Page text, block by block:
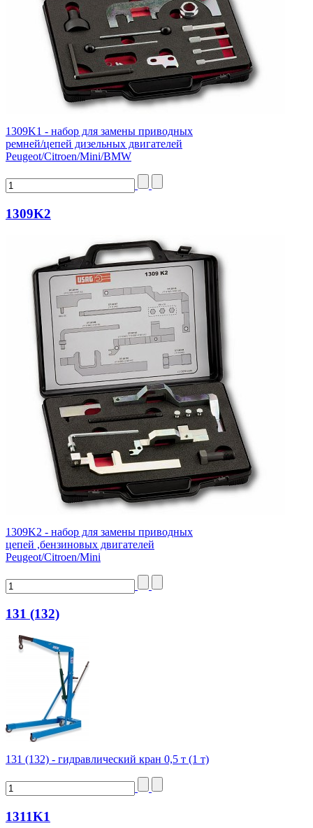
1309K1 - набор для замены приводных
ремней/цепей дизельных двигателей
Peugeot/Citroen/Mini/BMW
1309K2
1309K2 - набор для замены приводных
цепей ,бензиновых двигателей
Peugeot/Citroen/Mini
131 (132)
131 (132) - гидравлический кран 0,5 т (1 т)
1311K1